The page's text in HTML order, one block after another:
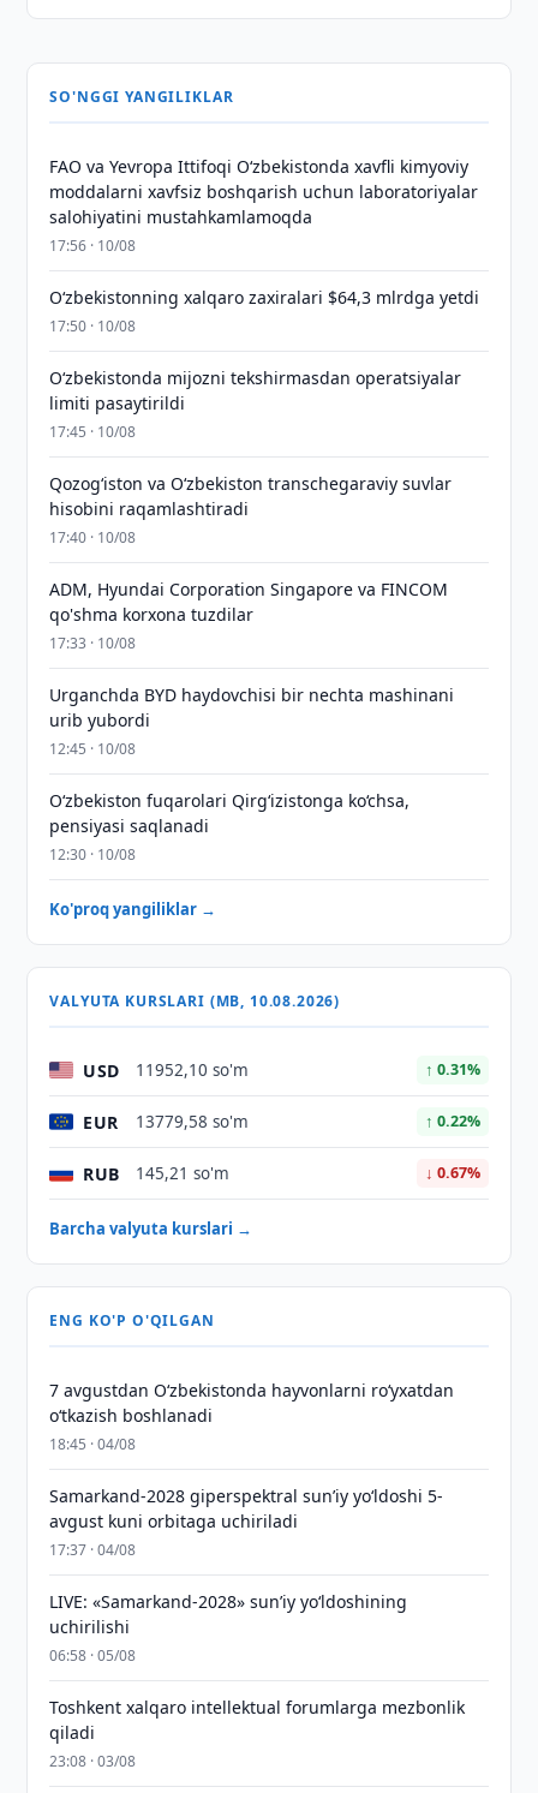
SO'NGGI YANGILIKLAR
FAO va Yevropa Ittifoqi O‘zbekistonda xavfli kimyoviy
moddalarni xavfsiz boshqarish uchun laboratoriyalar
salohiyatini mustahkamlamoqda
17:56 · 10/08
O‘zbekistonning xalqaro zaxiralari $64,3 mlrdga yetdi
17:50 · 10/08
O‘zbekistonda mijozni tekshirmasdan operatsiyalar
limiti pasaytirildi
17:45 · 10/08
Qozog‘iston va O‘zbekiston transchegaraviy suvlar
hisobini raqamlashtiradi
17:40 · 10/08
ADM, Hyundai Corporation Singapore va FINCOM
qo'shma korxona tuzdilar
17:33 · 10/08
Urganchda BYD haydovchisi bir nechta mashinani
urib yubordi
12:45 · 10/08
O‘zbekiston fuqarolari Qirg‘izistonga ko‘chsa,
pensiyasi saqlanadi
12:30 · 10/08
Ko'proq yangiliklar →
VALYUTA KURSLARI (MB, 10.08.2026)
USD 11952,10 so'm ↑ 0.31%
EUR 13779,58 so'm ↑ 0.22%
RUB 145,21 so'm ↓ 0.67%
Barcha valyuta kurslari →
ENG KO'P O'QILGAN
7 avgustdan O‘zbekistonda hayvonlarni ro‘yxatdan
o‘tkazish boshlanadi
18:45 · 04/08
Samarkand-2028 giperspektral sun’iy yo‘ldoshi 5-
avgust kuni orbitaga uchiriladi
17:37 · 04/08
LIVE: «Samarkand-2028» sun’iy yo‘ldoshining
uchirilishi
06:58 · 05/08
Toshkent xalqaro intellektual forumlarga mezbonlik
qiladi
23:08 · 03/08